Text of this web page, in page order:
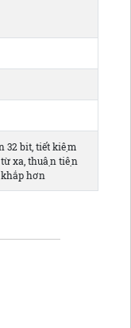
32 bit, tiết kiệm
xa, thuận tiện
hơn